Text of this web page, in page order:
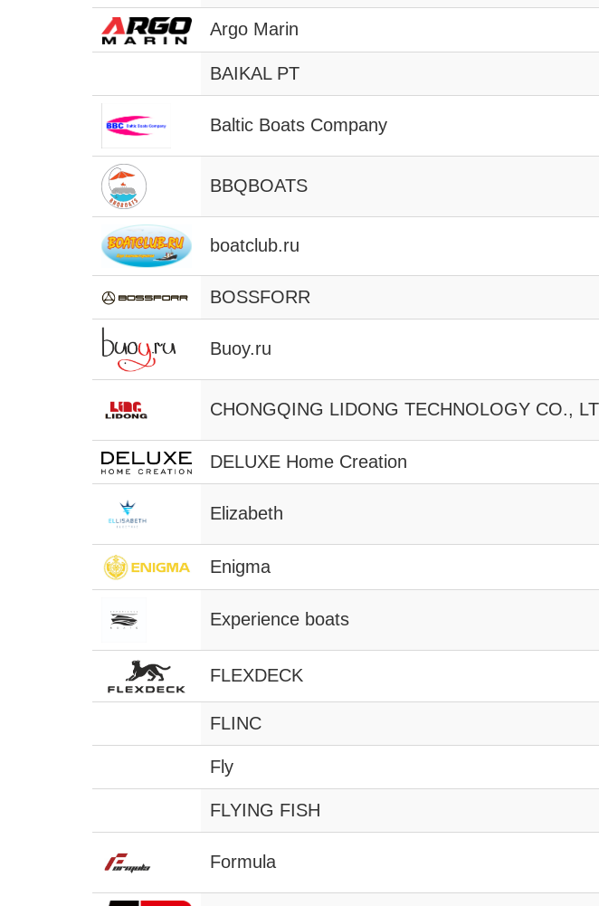
Argo Marin
BAIKAL PT
Baltic Boats Company
BBQBOATS
boatclub.ru
BOSSFORR
Buoy.ru
CHONGQING LIDONG TECHNOLOGY CO.,
DELUXE Home Creation
Elizabeth
Enigma
Experience boats
FLEXDECK
FLINC
Fly
FLYING FISH
Formula